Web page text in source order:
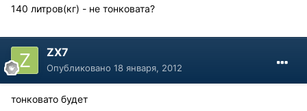
140 литров(кг) - не тонковата?
ZX7
Опубликовано 18 января, 2012
тонковато будет